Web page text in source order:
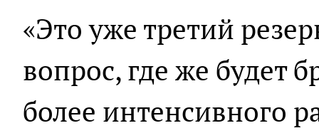
«Это уже третий
вопрос, где же будет
более интенсивного